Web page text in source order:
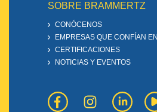
SOBRE BRAMMERTZ
CONÓCENOS
EMPRESAS QUE CONFÍAN
CERTIFICACIONES
NOTICIAS Y EVENTOS